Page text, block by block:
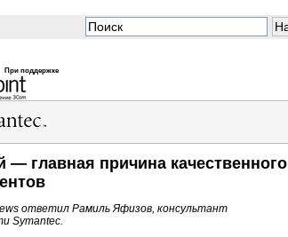
При поддержке
главная причина качественного
ответил Рамиль Яфизов, консультант
Symantec.